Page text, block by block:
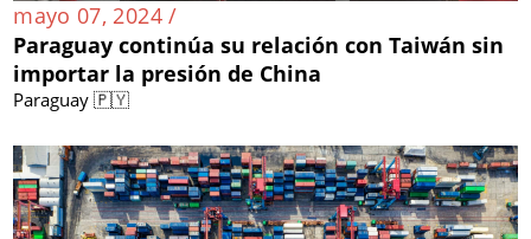
mayo 07, 2024 /
Paraguay continúa su relación con Taiwán sin
importar la presión de China
Paraguay 🇵🇾